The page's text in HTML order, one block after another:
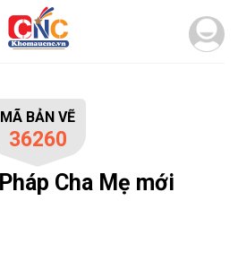
MÃ BẢN VẼ
36260
Cha Mẹ mới